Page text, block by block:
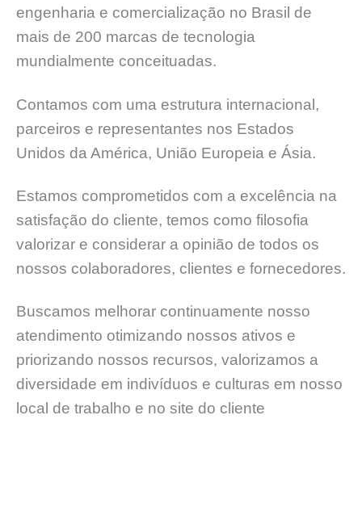
engenharia e comercialização no Brasil de
mais de 200 marcas de tecnologia
mundialmente conceituadas.
Contamos com uma estrutura internacional,
parceiros e representantes nos Estados
Unidos da América, União Europeia e Ásia.
Estamos comprometidos com a excelência na
satisfação do cliente, temos como filosofia
valorizar e considerar a opinião de todos os
nossos colaboradores, clientes e fornecedores.
Buscamos melhorar continuamente nosso
atendimento otimizando nossos ativos e
priorizando nossos recursos, valorizamos a
diversidade em indivíduos e culturas em nosso
local de trabalho e no site do cliente